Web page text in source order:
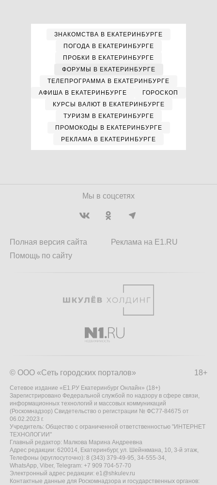
ЗНАКОМСТВА В ЕКАТЕРИНБУРГЕ
ПОГОДА В ЕКАТЕРИНБУРГЕ
ПРОБКИ В ЕКАТЕРИНБУРГЕ
ФОРУМЫ В ЕКАТЕРИНБУРГЕ
ТЕЛЕПРОГРАММА В ЕКАТЕРИНБУРГЕ
АФИША В ЕКАТЕРИНБУРГЕ
ГОРОСКОП
КУРСЫ ВАЛЮТ В ЕКАТЕРИНБУРГЕ
ТУРИЗМ В ЕКАТЕРИНБУРГЕ
ПРОМОКОДЫ В ЕКАТЕРИНБУРГЕ
РЕКЛАМА В ЕКАТЕРИНБУРГЕ
Мы в соцсетях
Полная версия сайта
Помощь по сайту
Реклама на E1.RU
18+
© ООО «Сеть городских порталов»
Сетевое издание «Е1.РУ Екатеринбург Онлайн» (18+)
Зарегистрировано Федеральной службой по надзору в сфере связи,
информационных технологий и массовых коммуникаций
(Роскомнадзор) Свидетельство о регистрации № ФС77-84675 от
06.02.2023 г.
Учредитель: Общество с ограниченной ответственностью "ИНТЕРНЕТ
ТЕХНОЛОГИИ"
Главный редактор: Малкова Марина Андреевна
Адрес редакции: 620014, Екатеринбург, ул. Шейнкмана, 10, 3-й этаж,
Телефоны (круглосуточно): 8 (343) 379-49-95, 34-555-34,
WhatsApp, Viber, Telegram: +7 909 704-57-70
Электронный адрес редакции: e1@shkulev.ru
Контактные данные для Роскомнадзора и государственных органов: